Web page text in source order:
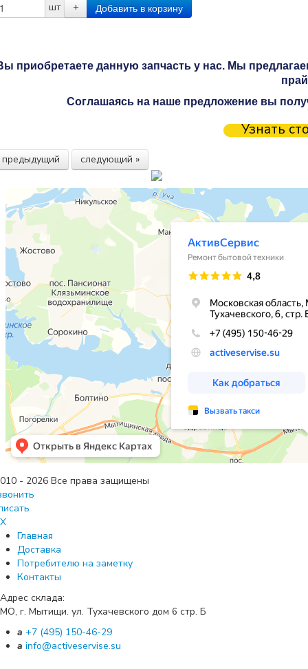
шт
+
приобретаете данную запчасть у нас. Мы
Соглашаясь на наше предложение вы
Узнать
предыдущий следующий »
- 2026 Все права защищены
X
Главная
Доставка
Потребителю на заметку
Контакты
Адрес склада:
МО, г. Мытищи. ул. Тухачевского дом 6 стр. Б
a +7 (495) 150-46-29
a info@activeservise.su